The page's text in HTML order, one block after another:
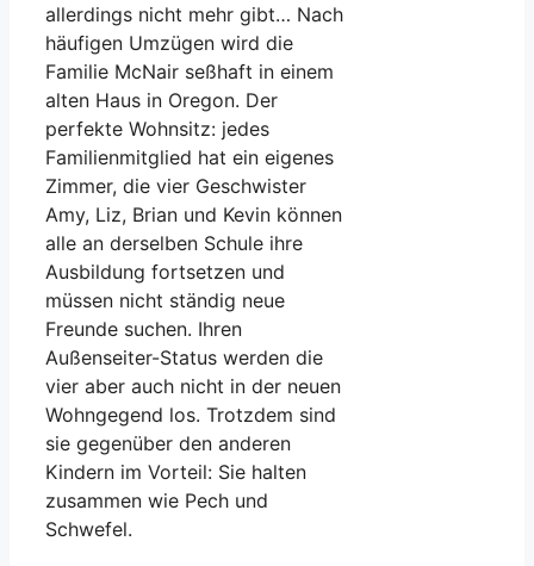
allerdings nicht mehr gibt… Nach
häufigen Umzügen wird die
Familie McNair seßhaft in einem
alten Haus in Oregon. Der
perfekte Wohnsitz: jedes
Familienmitglied hat ein eigenes
Zimmer, die vier Geschwister
Amy, Liz, Brian und Kevin können
alle an derselben Schule ihre
Ausbildung fortsetzen und
müssen nicht ständig neue
Freunde suchen. Ihren
Außenseiter-Status werden die
vier aber auch nicht in der neuen
Wohngegend los. Trotzdem sind
sie gegenüber den anderen
Kindern im Vorteil: Sie halten
zusammen wie Pech und
Schwefel.